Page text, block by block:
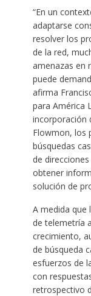
“En un
adaptarse
resolver los
de la red,
amenazas en
puede
afirma
para América
incorporación
Flowmon, los
búsquedas
de
obtener
solución de
A medida que
de telemetría
crecimiento,
de búsqueda
esfuerzos de
con
retrospectivo